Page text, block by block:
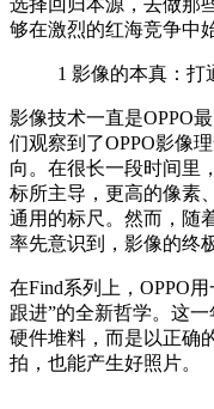
选择回归本源，去做那
够在激烈的红海竞争中
1 影像的本真：打
影像技术一直是OPPO
们观察到了OPPO影像
向。在很长一段时间里
标所主导，更高的像素
通用的标尺。然而，随
率先意识到，影像的终
在Find系列上，OPPO
跟进”的全新哲学。这
硬件堆料，而是以正确
拍，也能产生好照片。